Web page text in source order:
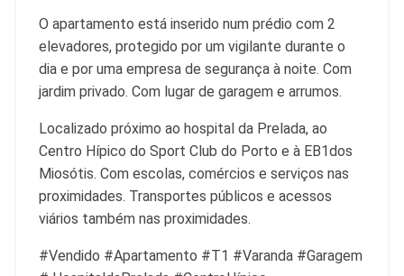
O apartamento está inserido num prédio com 2
elevadores, protegido por um vigilante durante o
dia e por uma empresa de segurança à noite. Com
jardim privado. Com lugar de garagem e arrumos.
Localizado próximo ao hospital da Prelada, ao
Centro Hípico do Sport Club do Porto e à EB1dos
Miosótis. Com escolas, comércios e serviços nas
proximidades. Transportes públicos e acessos
viários também nas proximidades.
#Vendido #Apartamento #T1 #Varanda #Garagem